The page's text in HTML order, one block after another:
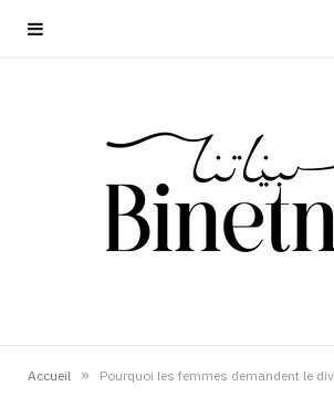
Accueil » Pourquoi les femmes demandent le